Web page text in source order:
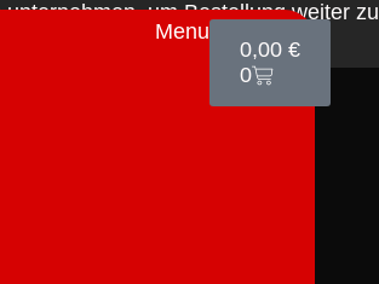
Menu
0,00€
0
um Bestellung weiter zu